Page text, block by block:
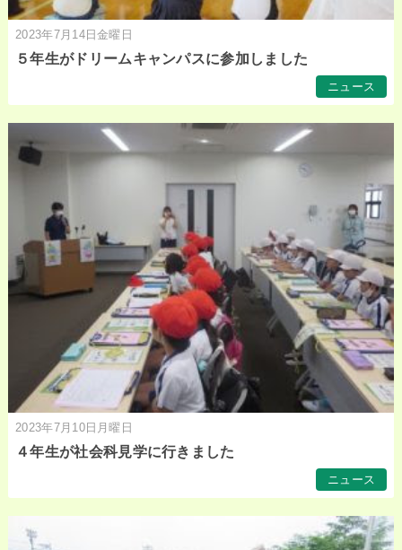
2023年7月14日金曜日
５年生がドリームキャンパスに参加しました
ニュース
2023年7月10日月曜日
４年生が社会科見学に行きました
ニュース